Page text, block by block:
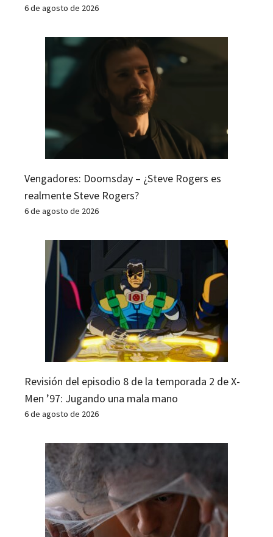
6 de agosto de 2026
Vengadores: Doomsday – ¿Steve Rogers es
realmente Steve Rogers?
6 de agosto de 2026
Revisión del episodio 8 de la temporada 2 de X-
Men ’97: Jugando una mala mano
6 de agosto de 2026